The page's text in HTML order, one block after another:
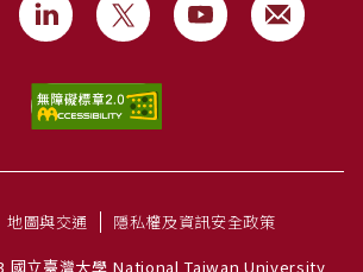
地圖與交通
隱私權及資訊安全政策
立臺灣大學 National Taiwan University